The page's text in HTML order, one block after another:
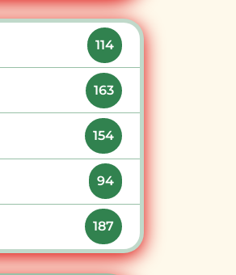
114
163
154
94
187